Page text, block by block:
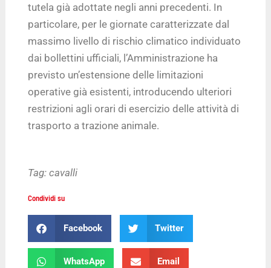
tutela già adottate negli anni precedenti. In
particolare, per le giornate caratterizzate dal
massimo livello di rischio climatico individuato
dai bollettini ufficiali, l’Amministrazione ha
previsto un’estensione delle limitazioni
operative già esistenti, introducendo ulteriori
restrizioni agli orari di esercizio delle attività di
trasporto a trazione animale.
Tag:cavalli
Condividi su
Facebook Twitter
WhatsApp Email